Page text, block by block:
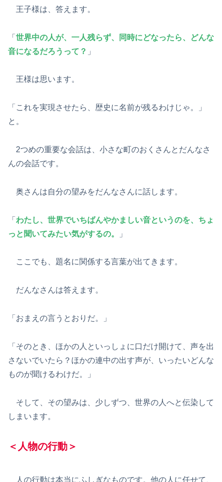
王子様は、答えます。
「 世界中の人が、一人残らず、同時にどなったら、どんな
音になるだろうって？ 」
王様は思います。
「これを実現させたら、歴史に名前が残るわけじゃ。」
と。
2つめの重要な会話は、小さな町のおくさんとだんなさ
んの会話です。
奥さんは自分の望みをだんなさんに話します。
「 わたし、世界でいちばんやかましい音というのを、ちょ
っと聞いてみたい気がするの。
」
ここでも、題名に関係する言葉が出てきます。
だんなさんは答えます。
「おまえの言うとおりだ。」
「そのとき、ほかの人といっしょに口だけ開けて、声を出
さないでいたら？ほかの連中の出す声が、いったいどんな
ものが聞けるわけだ。」
そして、その望みは、少しずつ、世界の人へと伝染して
しまいます。
＜人物の行動＞
人の行動は本当にふしぎなものです。他の人に任せて、